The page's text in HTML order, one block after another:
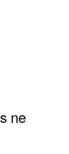
ne